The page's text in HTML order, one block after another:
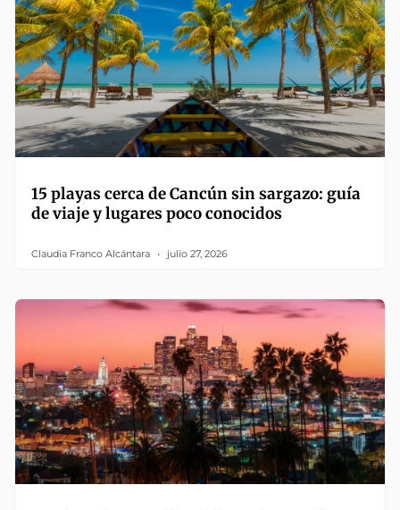
15 playas cerca de Cancún sin sargazo: guía
de viaje y lugares poco conocidos
Claudia Franco Alcántara julio 27, 2026